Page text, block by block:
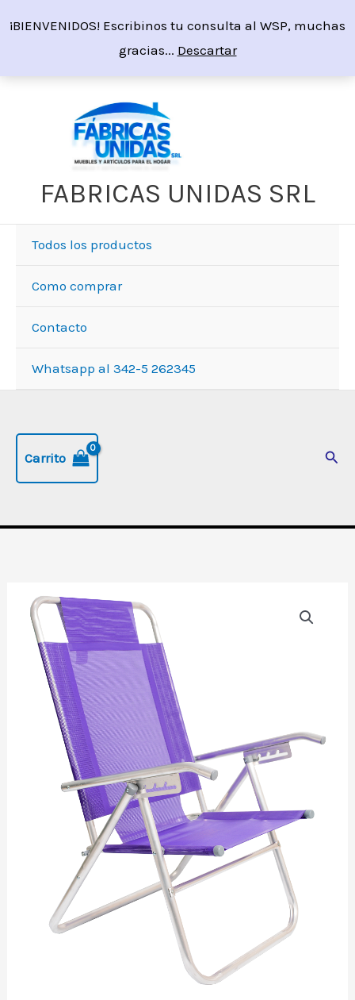
¡BIENVENIDOS! Escribinos tu consulta al WSP, muchas
gracias... Descartar
FABRICAS UNIDAS SRL
Todos los productos
Como comprar
Contacto
Whatsapp al 342-5 262345
Carrito
Reposera
Playera
alta
aluminio
modelo
«80.017»,
plegable
posiciones
coversol.